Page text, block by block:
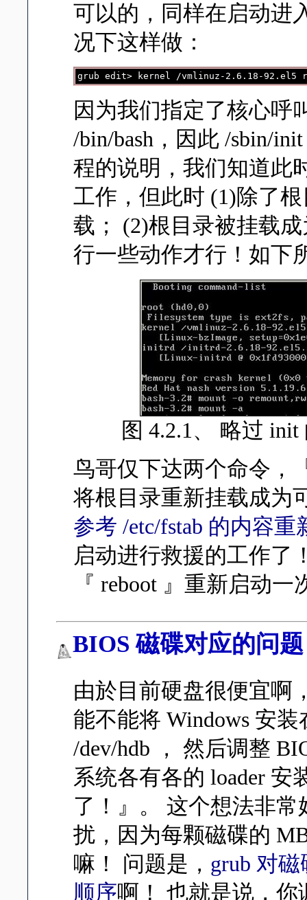
可以的，同样在启动进
况下这样做：
grub edit> kernel /vmlinuz-2.6.18-92.el5
因为我们指定了核心呼
/bin/bash，因此 /sbin/
程的说明，我们知道此
工作，但此时 (1)除了
载； (2)根目录被挂载
行一些动作才行！如下
图 4.2.1、 略过 init
鸟哥仅下达两个命令，
将根目录重新挂载成为
参考 /etc/fstab 的内容
启动进行救援的工作了
『 reboot 』重新启动一
BIOS 磁碟对应的问
由於目前硬盘很便宜啊
能不能将 Windows 安
/dev/hdb ， 然后调整
系统各有各的 loader 安
了！』。 这个想法非
扰，因为每颗磁碟的
嘛！ 问题是， grub 对
顺序啊！ 也就是说，你